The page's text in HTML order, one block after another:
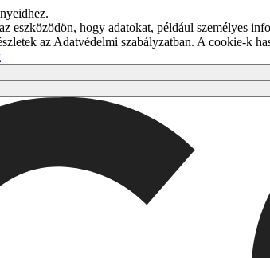
eszközödön, hogy adatokat, például személyes
az Adatvédelmi szabályzatban. A cookie-k